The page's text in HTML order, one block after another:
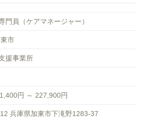
門員（ケアマネージャー）
市
援事業所
円 ～ 227,900円
兵庫県加東市下滝野1283-37